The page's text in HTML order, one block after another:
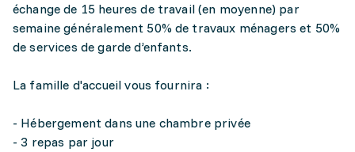
échange de 15 heures de travail (en moyenne) par
semaine généralement 50% de travaux ménagers et 50%
de services de garde d’enfants.
La famille d'accueil vous fournira :
- Hébergement dans une chambre privée
- 3 repas par jour